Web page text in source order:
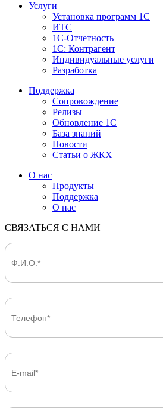
Услуги
Установка программ 1С
ИТС
1С-Отчетность
1С: Контрагент
Индивидуальные услуги
Разработка
Поддержка
Сопровождение
Релизы
Обновление 1С
База знаний
Новости
Статьи о ЖКХ
О нас
Продукты
Поддержка
О нас
СВЯЗАТЬСЯ С НАМИ